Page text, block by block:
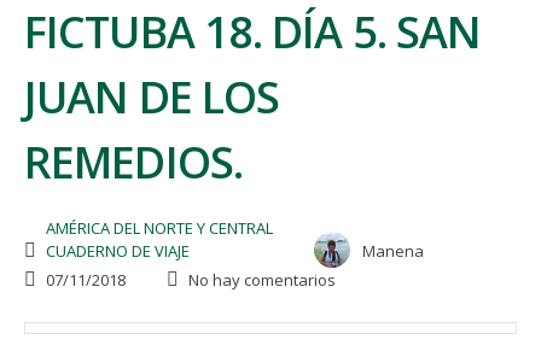
FICTUBA 18. DÍA 5. SAN
JUAN DE LOS
REMEDIOS.
AMÉRICA DEL NORTE Y CENTRAL
CUADERNO DE VIAJE
Manena
07/11/2018
No hay comentarios